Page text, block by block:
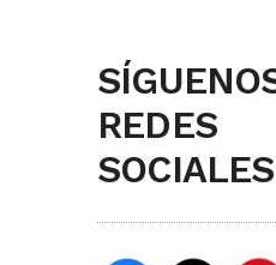
REDES
SOCIALES